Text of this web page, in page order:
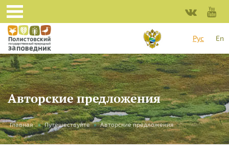
Рус En
Авторские предложения
Вы
здесь
Главная » Путешествуйте » Авторские предложения